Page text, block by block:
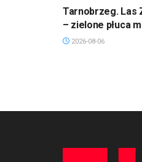
Tarnobrzeg. Las
– zielone płuca
2026-08-06